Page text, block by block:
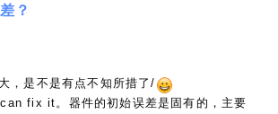
？
，是不是有点不知所措了/
fix it。器件的初始误差是固有的，主要